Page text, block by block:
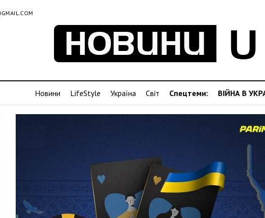
Новини LifeStyle Україна Світ Спецтеми: ВІЙНА В